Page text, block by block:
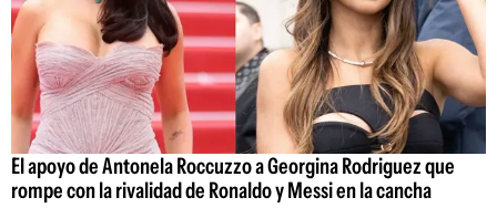
El apoyo de Antonela Roccuzzo a Georgina Rodriguez que
rompe con la rivalidad de Ronaldo y Messi en la cancha